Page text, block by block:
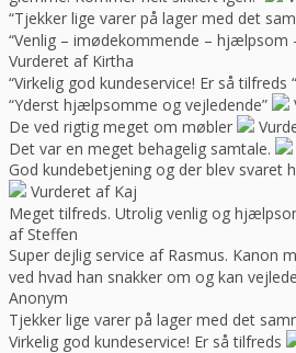
“Tjekker lige varer på lager med det
“Venlig – imødekommende – hjælpsom
Vurderet af Kirtha
“Virkelig god kundeservice! Er så tilfreds “
“Yderst hjælpsomme og vejledende”
De ved rigtig meget om møbler
Det var en meget behagelig samtale.
God kundebetjening og der blev svaret
Vurderet af Kaj
Meget tilfreds. Utrolig venlig og
af Steffen
Super dejlig service af Rasmus. Kanon
ved hvad han snakker om og kan
Anonym
Tjekker lige varer på lager med det
Virkelig god kundeservice! Er så tilfreds